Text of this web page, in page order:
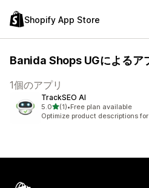
Shopify App Store
Banida Shops UGによるア
1個のアプリ
TrackSEO AI
5.05つ星中
(1)
合計レビュー数：1件
•Free plan available
Optimize product descriptions